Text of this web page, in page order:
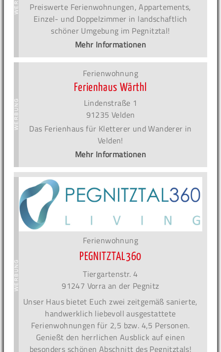
Preiswerte Ferienwohnungen, Appartements,
Einzel- und Doppelzimmer in landschaftlich
schöner Umgebung im Pegnitztal!
Mehr Informationen
Ferienwohnung
Ferienhaus Wärthl
Lindenstraße 1
91235 Velden
Das Ferienhaus für Kletterer und Wanderer in
Velden!
Mehr Informationen
Ferienwohnung
PEGNITZTAL360
Tiergartenstr. 4
91247 Vorra an der Pegnitz
Unser Haus bietet Euch zwei zeitgemäß sanierte,
handwerklich liebevoll ausgestattete
Ferienwohnungen für 2,5 bzw. 4,5 Personen.
Genießt den herrlichen Ausblick auf einen
besonders schönen Abschnitt des Pegnitztals!